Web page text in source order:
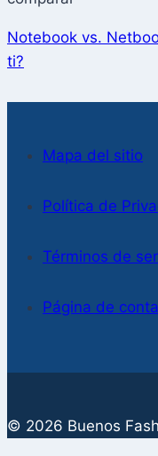
Notebook vs.
ti?
Mapa del sitio
Política de
Términos de
Página de
© 2026 Buenos